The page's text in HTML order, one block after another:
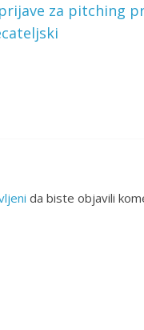
za pitching
da biste objavili